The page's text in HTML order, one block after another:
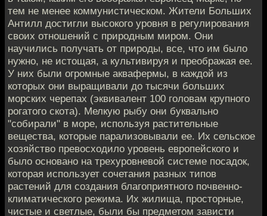
тем не менее коммунистическом. Жители Больших
Антилл достигли высокого уровня в регулирования
своих отношений с природным миром. Они
научились получать от природы, все, что им было
нужно, не истощая, а культивируя и преображая ее.
У них были огромные аквафермы, в каждой из
которых они выращивали до тысячи больших
морских черепах (эквивалент 100 головам крупного
рогатого скота). Мелкую рыбу они буквально
"собирали" в море, используя растительные
вещества, которые парализовывали ее. Их сельское
хозяйство превосходило уровень европейского и
было основано на трехуровневой системе посадок,
которая использует сочетания разных типов
растений для создания благоприятного почвенно-
климатического режима. Их жилища, просторные,
чистые и светлые, были бы предметом зависти